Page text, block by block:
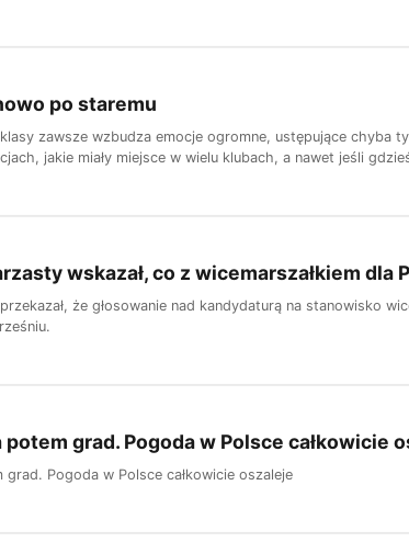
po staremu
zawsze wzbudza emocje ogromne, ustępujące chyba
jakie miały miejsce w wielu klubach, a nawet jeśli
wskazał, co z wicemarszałkiem dla
że głosowanie nad kandydaturą na stanowisko
potem grad. Pogoda w Polsce całkowicie
Pogoda w Polsce całkowicie oszaleje